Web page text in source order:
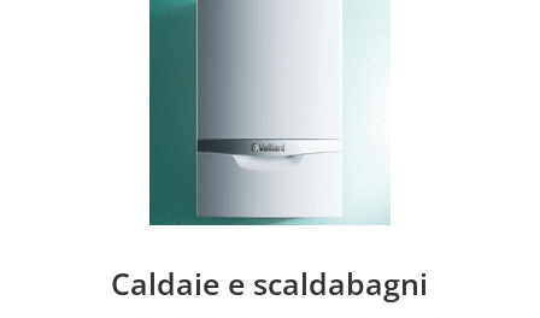
Caldaie e scaldabagni